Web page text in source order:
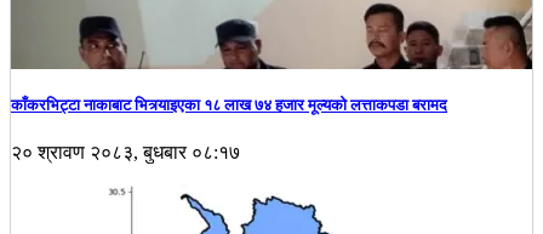
काँकरभिट्टा नाकाबाट भित्र्याइएका १८ लाख ७४ हजार मूल्यकाे लत्ताकपडा बरामद
२० श्रावण २०८३, बुधबार ०८:१७